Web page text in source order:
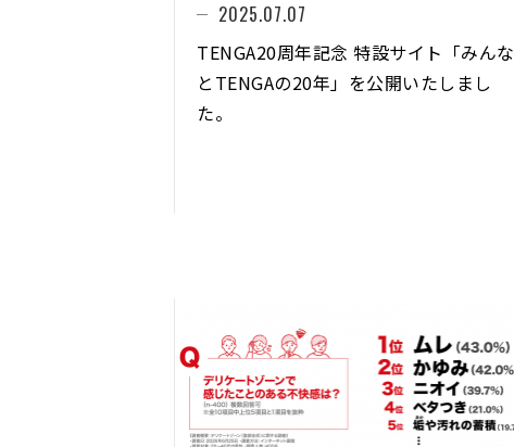
2025.07.07
TENGA20周年記念 特設サイト「みんな
とTENGAの20年」を公開いたしまし
た。